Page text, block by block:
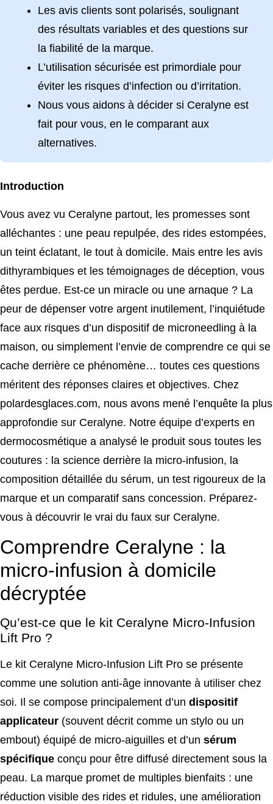
Les avis clients sont polarisés, soulignant
des résultats variables et des questions sur
la fiabilité de la marque.
L’utilisation sécurisée est primordiale pour
éviter les risques d’infection ou d’irritation.
Nous vous aidons à décider si Ceralyne est
fait pour vous, en le comparant aux
alternatives.
Introduction
Vous avez vu Ceralyne partout, les promesses sont
alléchantes : une peau repulpée, des rides estompées,
un teint éclatant, le tout à domicile. Mais entre les avis
dithyrambiques et les témoignages de déception, vous
êtes perdue. Est-ce un miracle ou une arnaque ? La
peur de dépenser votre argent inutilement, l’inquiétude
face aux risques d’un dispositif de microneedling à la
maison, ou simplement l’envie de comprendre ce qui se
cache derrière ce phénomène… toutes ces questions
méritent des réponses claires et objectives. Chez
polardesglaces.com, nous avons mené l’enquête la plus
approfondie sur Ceralyne. Notre équipe d’experts en
dermocosmétique a analysé le produit sous toutes les
coutures : la science derrière la micro-infusion, la
composition détaillée du sérum, un test rigoureux de la
marque et un comparatif sans concession. Préparez-
vous à découvrir le vrai du faux sur Ceralyne.
Comprendre Ceralyne : la
micro-infusion à domicile
décryptée
Qu’est-ce que le kit Ceralyne Micro-Infusion
Lift Pro ?
Le kit Ceralyne Micro-Infusion Lift Pro se présente
comme une solution anti-âge innovante à utiliser chez
soi. Il se compose principalement d’un dispositif
applicateur (souvent décrit comme un stylo ou un
embout) équipé de micro-aiguilles et d’un sérum
spécifique conçu pour être diffusé directement sous la
peau. La marque promet de multiples bienfaits : une
réduction visible des rides et ridules, une amélioration